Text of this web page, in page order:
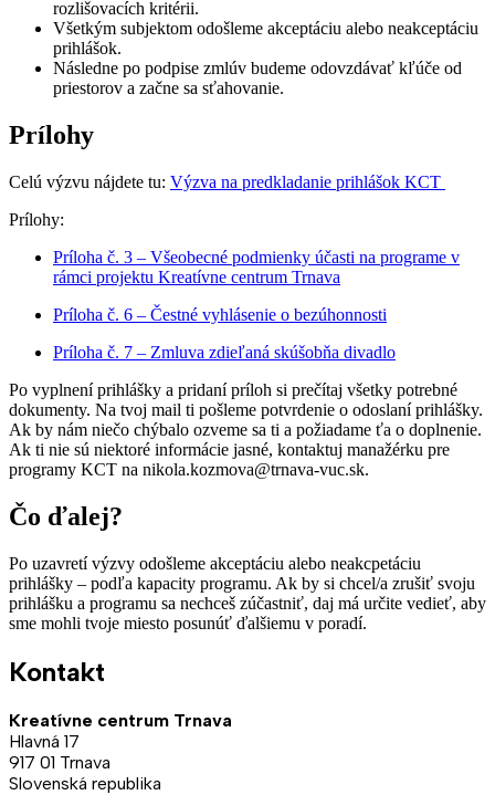
rozlišovacích kritérii.
Všetkým subjektom odošleme akceptáciu alebo neakceptáciu
prihlášok.
Následne po podpise zmlúv budeme odovzdávať kľúče od
priestorov a začne sa sťahovanie.
Prílohy
Celú výzvu nájdete tu: Výzva na predkladanie prihlášok KCT
Prílohy:
Príloha č. 3 – Všeobecné podmienky účasti na programe v
rámci projektu Kreatívne centrum Trnava
Príloha č. 6 – Čestné vyhlásenie o bezúhonnosti
Príloha č. 7 – Zmluva zdieľaná skúšobňa divadlo
Po vyplnení prihlášky a pridaní príloh si prečítaj všetky potrebné
dokumenty. Na tvoj mail ti pošleme potvrdenie o odoslaní prihlášky.
Ak by nám niečo chýbalo ozveme sa ti a požiadame ťa o doplnenie.
Ak ti nie sú niektoré informácie jasné, kontaktuj manažérku pre
programy KCT na nikola.kozmova@trnava-vuc.sk.
Čo ďalej?
Po uzavretí výzvy odošleme akceptáciu alebo neakcpetáciu
prihlášky – podľa kapacity programu. Ak by si chcel/a zrušiť svoju
prihlášku a programu sa nechceš zúčastniť, daj má určite vedieť, aby
sme mohli tvoje miesto posunúť ďalšiemu v poradí.
Kontakt
Kreatívne centrum Trnava
Hlavná 17
917 01 Trnava
Slovenská republika